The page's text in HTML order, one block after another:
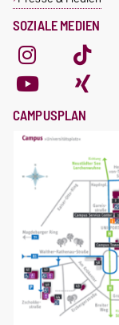
SOZIALE MEDIEN
CAMPUSPLAN